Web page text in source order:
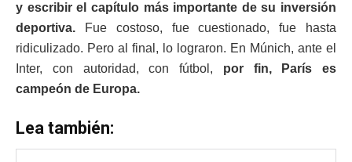
y escribir el capítulo más importante de su inversión
deportiva. Fue costoso, fue cuestionado, fue hasta
ridiculizado. Pero al final, lo lograron. En Múnich, ante el
Inter, con autoridad, con fútbol, por fin, París es
campeón de Europa.
Lea también: